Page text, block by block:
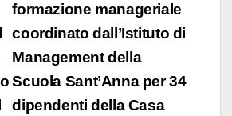
formazione manageriale
coordinato dall’Istituto di
Management della
Scuola Sant’Anna per 34
dipendenti della Casa